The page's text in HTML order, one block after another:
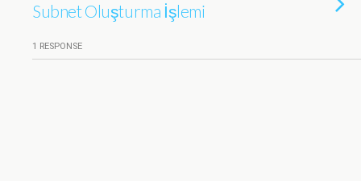
Subnet Oluşturma İşlemi
1 RESPONSE